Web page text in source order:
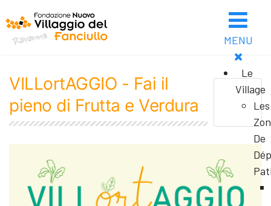
MENU
Le
Village
Les
De
VILLortAGGIO - Fai il
pieno di Frutta e Verdura